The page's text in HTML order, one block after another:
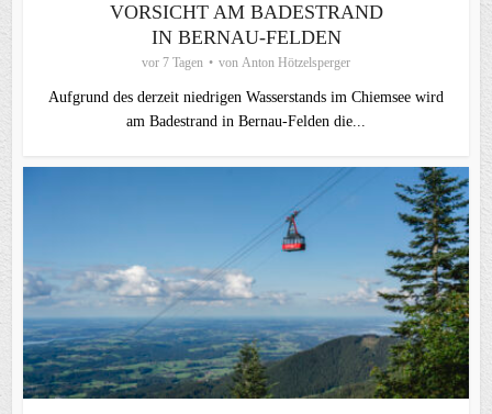
VORSICHT AM BADESTRAND
IN BERNAU-FELDEN
vor 7 Tagen von Anton Hötzelsperger
Aufgrund des derzeit niedrigen Wasserstands im Chiemsee wird
am Badestrand in Bernau-Felden die...